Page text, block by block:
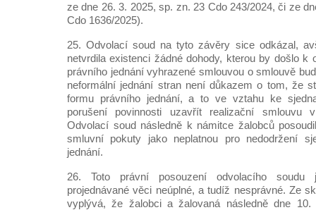
ze dne 26. 3. 2025, sp. zn. 23 Cdo 243/2024, či ze
Cdo 1636/2025).
25. Odvolací soud na tyto závěry sice odkázal,
netvrdila existenci žádné dohody, kterou by došlo k
právního jednání vyhrazené smlouvou o smlouvě
neformální jednání stran není důkazem o tom, že
formu právního jednání, a to ve vztahu ke
porušení povinnosti uzavřít realizační smlouvu
Odvolací soud následně k námitce žalobců
smluvní pokuty jako neplatnou pro nedodržení
jednání.
26. Toto právní posouzení odvolacího
projednávané věci neúplné, a tudíž nesprávné. Ze
vyplývá, že žalobci a žalovaná následně dne